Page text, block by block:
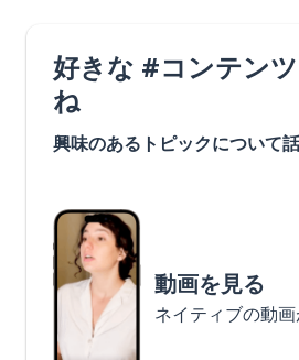
好きな #コンテン
ね
興味のあるトピックについて
動画を見る
ネイティブの動